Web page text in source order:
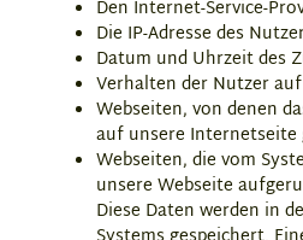
Den Internet-Service-
Die IP-Adresse des
Datum und Uhrzeit des
Verhalten der Nutzer
Webseiten, von denen
auf unsere Internetseite
Webseiten, die vom
unsere Webseite
Diese Daten werden in